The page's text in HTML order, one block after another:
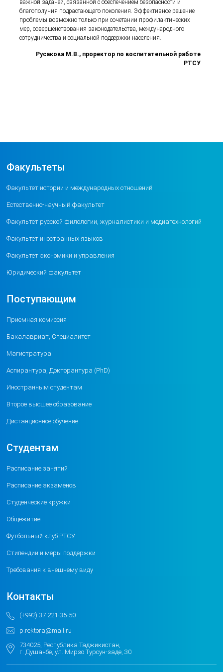
важной задачей, связанной с обеспечением безопасности и
благополучия подрастающего поколения. Эффективное решение
проблемы возможно только при сочетании профилактических
мер, совершенствования законодательства, международного
сотрудничества и социальной поддержки населения.
Русакова М.В., проректор по воспитательной работе
РТСУ
Факультеты
Факультет истории и международных отношений
Естественно-научный факультет
Факультет русской филологии, журналистики и медиатехнологий
Факультет иностранных языков
Факультет экономики и управления
Юридический факультет
Поступающим
Приемная комиссия
Бакалавриат, Специалитет
Магистратура
Аспирантура, Докторантура (PhD)
Иностранным студентам
Второе высшее образование
Дистанционное обучение
Студентам
Расписание занятий
Расписание экзаменов
Студенческие кружки
Общежитие
Футбольный клуб РТСУ
Стипендии и меры поддержки
Требования к внешнему виду
Контакты
(+992) 37 221-35-50
p.rektora@mail.ru
734025, Республика Таджикистан,
г. Душанбе, ул. Мирзо Турсун-заде, 30